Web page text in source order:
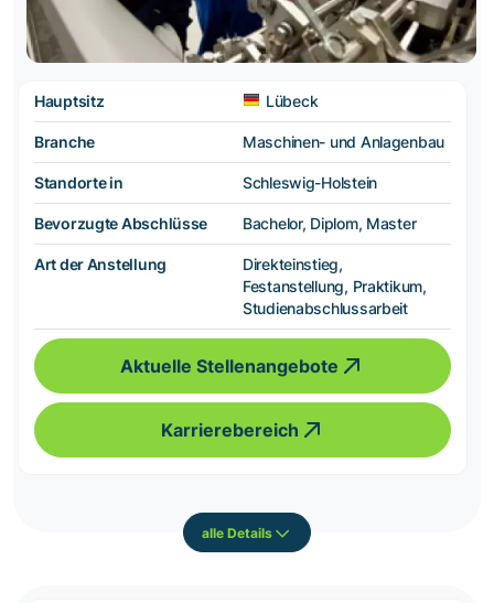
Hauptsitz Lübeck
Branche Maschinen- und Anlagenbau
Standorte in Schleswig-Holstein
Bevorzugte Abschlüsse Bachelor, Diplom, Master
Art der Anstellung
Direkteinstieg,
Festanstellung, Praktikum,
Studienabschlussarbeit
Aktuelle Stellenangebote
Karrierebereich
alle Details